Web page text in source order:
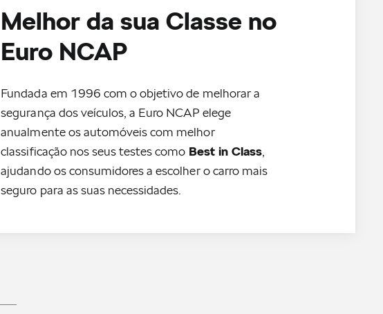
Melhor da sua Classe no
Euro NCAP
Fundada em 1996 com o objetivo de melhorar a
segurança dos veículos, a Euro NCAP elege
anualmente os automóveis com melhor
classificação nos seus testes como Best in Class,
ajudando os consumidores a escolher o carro mais
seguro para as suas necessidades.